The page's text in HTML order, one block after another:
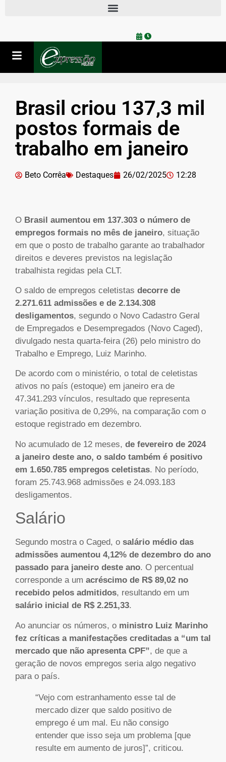
Brasil criou 137,3 mil
postos formais de
trabalho em janeiro
Beto Corrêa Destaques 26/02/2025 12:28
O Brasil aumentou em 137.303 o número de
empregos formais no mês de janeiro, situação
em que o posto de trabalho garante ao trabalhador
direitos e deveres previstos na legislação
trabalhista regidas pela CLT.
O saldo de empregos celetistas decorre de
2.271.611 admissões e de 2.134.308
desligamentos, segundo o Novo Cadastro Geral
de Empregados e Desempregados (Novo Caged),
divulgado nesta quarta-feira (26) pelo ministro do
Trabalho e Emprego, Luiz Marinho.
De acordo com o ministério, o total de celetistas
ativos no país (estoque) em janeiro era de
47.341.293 vínculos, resultado que representa
variação positiva de 0,29%, na comparação com o
estoque registrado em dezembro.
No acumulado de 12 meses, de fevereiro de 2024
a janeiro deste ano, o saldo também é positivo
em 1.650.785 empregos celetistas. No período,
foram 25.743.968 admissões e 24.093.183
desligamentos.
Salário
Segundo mostra o Caged, o salário médio das
admissões aumentou 4,12% de dezembro do ano
passado para janeiro deste ano. O percentual
corresponde a um acréscimo de R$ 89,02 no
recebido pelos admitidos, resultando em um
salário inicial de R$ 2.251,33.
Ao anunciar os números, o ministro Luiz Marinho
fez críticas a manifestações creditadas a “um tal
mercado que não apresenta CPF”, de que a
geração de novos empregos seria algo negativo
para o país.
“Vejo com estranhamento esse tal de
mercado dizer que saldo positivo de
emprego é um mal. Eu não consigo
entender que isso seja um problema [que
resulte em aumento de juros]”, criticou.